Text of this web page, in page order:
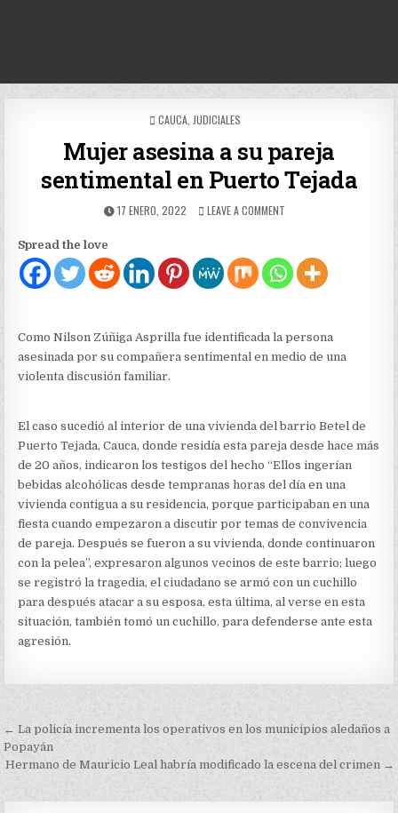
POSTED
CAUCA, JUDICIALES
Mujer asesina a su pareja
sentimental en Puerto Tejada
PUBLISHED
17 ENERO, 2022 LEAVE A COMMENT
SU
PAREJA
TEJADA
Spread the love
Como Nilson Zúñiga Asprilla fue identificada la persona
asesinada por su compañera sentimental en medio de una
violenta discusión familiar.
El caso sucedió al interior de una vivienda del barrio Betel de
Puerto Tejada, Cauca, donde residía esta pareja desde hace más
de 20 años, indicaron los testigos del hecho “Ellos ingerían
bebidas alcohólicas desde tempranas horas del día en una
vivienda contigua a su residencia, porque participaban en una
fiesta cuando empezaron a discutir por temas de convivencia
de pareja. Después se fueron a su vivienda, donde continuaron
con la pelea”, expresaron algunos vecinos de este barrio; luego
se registró la tragedia, el ciudadano se armó con un cuchillo
para después atacar a su esposa, esta última, al verse en esta
situación, también tomó un cuchillo, para defenderse ante esta
agresión.
Navegación
de
← La policía incrementa los operativos en los municipios aledaños a
Popayán
Hermano de Mauricio Leal habría modificado la escena del crimen →